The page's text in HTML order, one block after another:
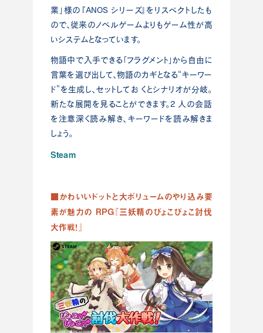
業」様の『ANOS シリーズ』をリスペクトしたも
ので、従来のノベルゲームよりもゲーム性が高
いシステムとなっています。
物語中で入手できる「フラグメント」から自由に
言葉を選び出して、物語のカギとなる“キーワー
ド”を生成し、セットしてお くとシナリオが分岐。
新たな展開を見ることができます。2 人の会話
を注意深く読み解き、キーワードを読み解きま
しょう。
Steam
■かわいいドットと大ボリュームのやり込み要
素が魅力の RPG『三妖精のぴょこぴょこ討伐
大作戦！』